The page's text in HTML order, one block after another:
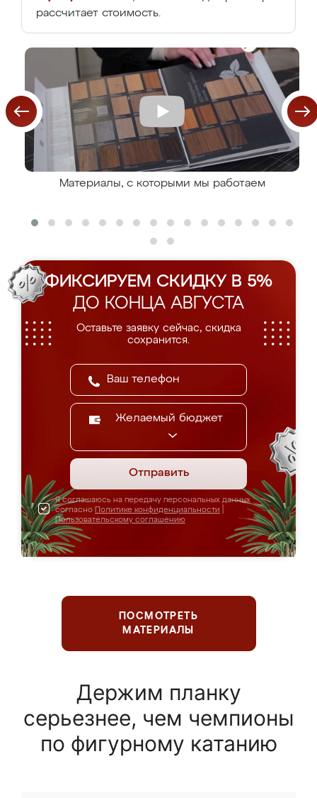
рассчитает стоимость.
Материалы, с которыми мы работаем
ФИКСИРУЕМ СКИДКУ В 5%
ДО КОНЦА АВГУСТА
Оставьте заявку сейчас, скидка
сохранится.
Желаемый бюджет
Отправить
Я соглашаюсь на передачу персональных данных
согласно Политике конфиденциальности
Пользовательскому соглашению
ПОСМОТРЕТЬ
МАТЕРИАЛЫ
Держим планку
серьезнее, чем чемпионы
по фигурному катанию